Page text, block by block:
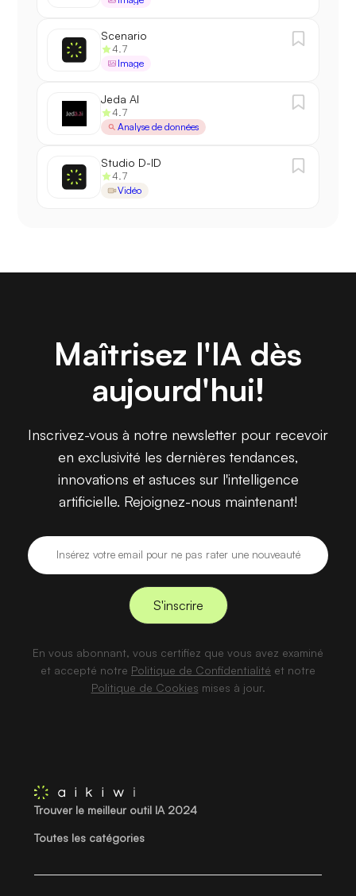
Scenario
4.7
Image
Jeda AI
4.7
Analyse de données
Studio D-ID
4.7
Vidéo
Maîtrisez l'IA dès
aujourd'hui!
Inscrivez-vous à notre newsletter pour recevoir
en exclusivité les dernières tendances,
innovations et astuces sur l'intelligence
artificielle. Rejoignez-nous maintenant!
En vous abonnant, vous certifiez que vous avez examiné
et accepté notre Politique de Confidentialité et notre
Politique de Cookies mises à jour.
Trouver le meilleur outil IA 2024
Toutes les catégories